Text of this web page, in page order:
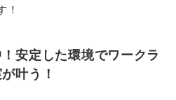
！
安定した環境でワークラ
叶う！